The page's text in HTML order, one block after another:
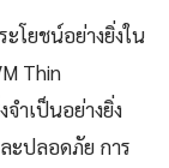
โยชน์อย่างยิ่งใน
Thin
จำเป็นอย่างยิ่ง
ะปลอดภัย การ